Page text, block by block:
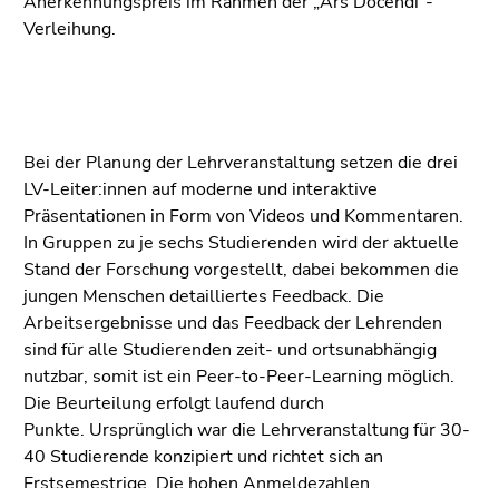
Verleihung.
Bei der Planung der Lehrveranstaltung setzen die drei
LV-Leiter:innen auf moderne und interaktive
Präsentationen in Form von Videos und Kommentaren.
In Gruppen zu je sechs Studierenden wird der aktuelle
Stand der Forschung vorgestellt, dabei bekommen die
jungen Menschen detailliertes Feedback. Die
Arbeitsergebnisse und das Feedback der Lehrenden
sind für alle Studierenden zeit- und ortsunabhängig
nutzbar, somit ist ein Peer-to-Peer-Learning möglich.
Die Beurteilung erfolgt laufend durch
Punkte. Ursprünglich war die Lehrveranstaltung für 30-
40 Studierende konzipiert und richtet sich an